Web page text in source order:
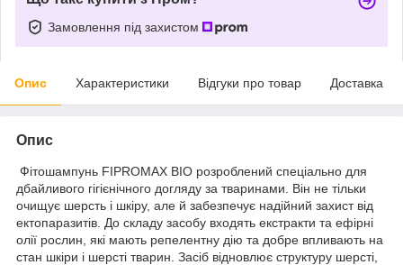
Замовлення під захистом
Опис Характеристики Відгуки про товар Доставка
Опис
Фітошампунь FIPROMAX BIO розроблений спеціально для
дбайливого гігієнічного догляду за тваринами. Він не тільки
очищує шерсть і шкіру, але й забезпечує надійний захист від
ектопаразитів. До складу засобу входять екстракти та ефірні
олії рослин, які мають репелентну дію та добре впливають на
стан шкіри і шерсті тварин. Засіб відновлює структуру шерсті,